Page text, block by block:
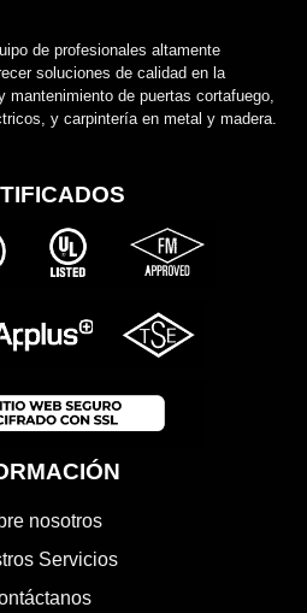
de profesionales altamente
soluciones de calidad en la
de puertas cortafuego,
y carpintería en metal y madera.
nosotros
Servicios